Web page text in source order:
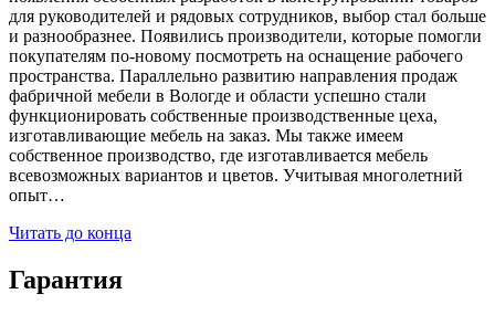
для руководителей и рядовых сотрудников, выбор стал больше
и разнообразнее. Появились производители, которые помогли
покупателям по-новому посмотреть на оснащение рабочего
пространства. Параллельно развитию направления продаж
фабричной мебели в Вологде и области успешно стали
функционировать собственные производственные цеха,
изготавливающие мебель на заказ. Мы также имеем
собственное производство, где изготавливается мебель
всевозможных вариантов и цветов. Учитывая многолетний
опыт…
Читать до конца
Гарантия